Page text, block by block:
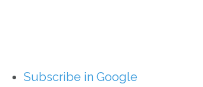
Subscribe in Google